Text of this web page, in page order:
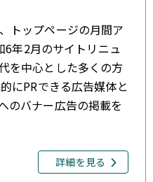
トップページの月間ア
年2月のサイトリニュ
を中心とした多くの方
にPRできる広告媒体と
のバナー広告の掲載を
詳細を見る